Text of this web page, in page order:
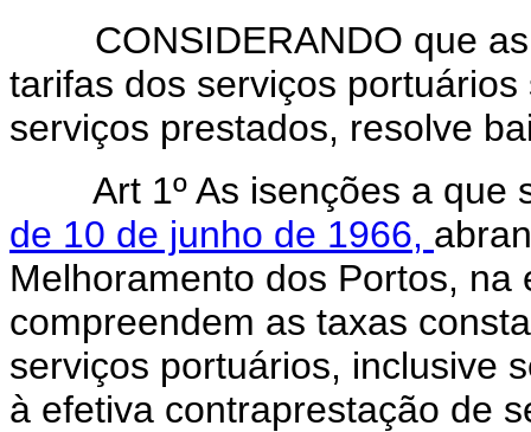
CONSIDERANDO que as
tarifas dos serviços
serviços prestados, resolve
Art 1º As isenções a que
de 10 de junho de 1966,
Melhoramento dos Portos,
compreendem as taxas
serviços portuários, inclusive
à efetiva contraprestação de